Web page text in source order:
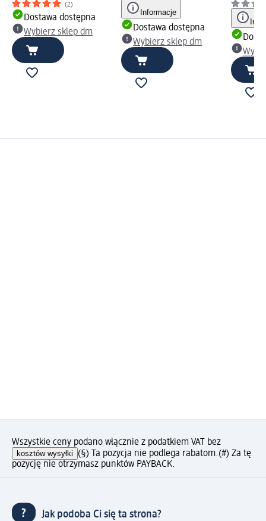
(2)
Dostawa dostępna
Wybierz sklep dm
Informacje
Dostawa dostępna
Wybierz sklep dm
Wszystkie ceny podano włącznie z podatkiem VAT bez
kosztów wysyłki (§) Ta pozycja nie podlega rabatom.(#) Za tę
pozycję nie otrzymasz punktów PAYBACK.
Jak podoba Ci się ta strona?